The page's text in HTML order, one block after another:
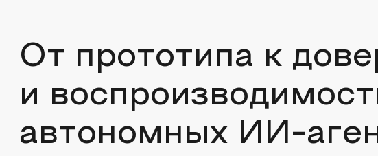
От прототипа к
и
автономных ИИ-